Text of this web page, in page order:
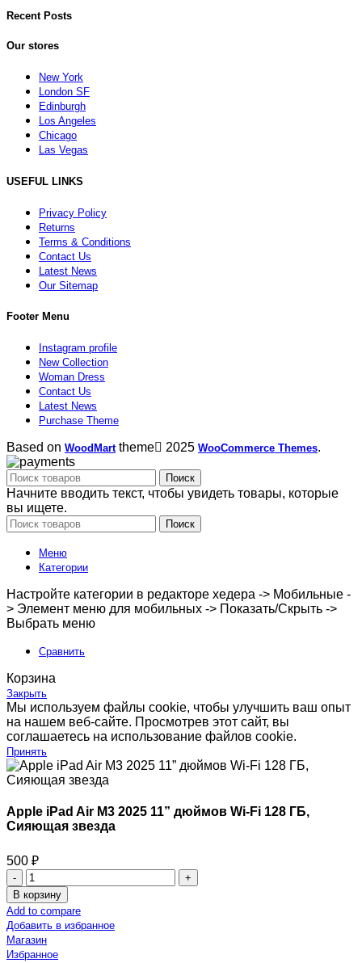
Recent Posts
Our stores
New York
London SF
Edinburgh
Los Angeles
Chicago
Las Vegas
USEFUL LINKS
Privacy Policy
Returns
Terms & Conditions
Contact Us
Latest News
Our Sitemap
Footer Menu
Instagram profile
New Collection
Woman Dress
Contact Us
Latest News
Purchase Theme
Based on WoodMarttheme 2025 WooCommerce Themes.
Поиск
Начните вводить текст, чтобы увидеть товары, которые
вы ищете.
Поиск
Меню
Категории
Настройте категории в редакторе хедера -> Мобильные -
> Элемент меню для мобильных -> Показать/Скрыть ->
Выбрать меню
Сравнить
Корзина
Закрыть
Мы используем файлы cookie, чтобы улучшить ваш опыт
на нашем веб-сайте. Просмотрев этот сайт, вы
соглашаетесь на использование файлов cookie.
Принять
Apple iPad Air M3 2025 11” дюймов Wi-Fi 128 ГБ,
Сияющая звезда
500 ₽
В корзину
Add to compare
Добавить в избранное
Магазин
Избранное